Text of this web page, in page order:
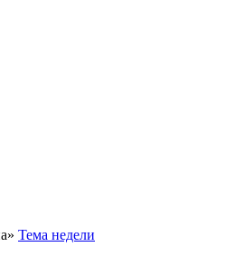
Тема недели